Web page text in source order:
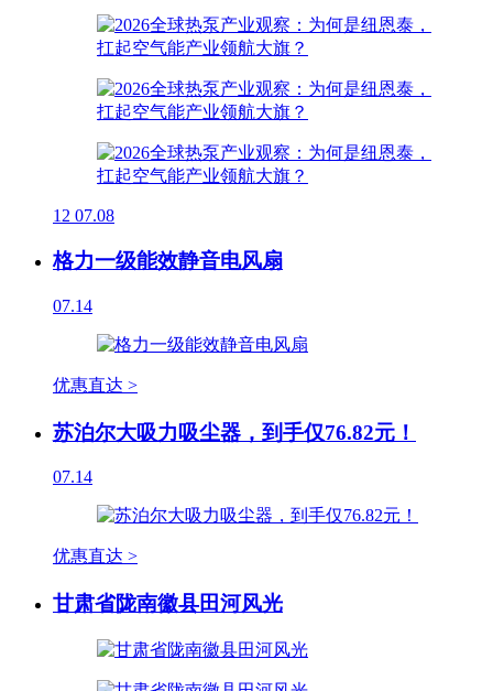
12 07.08
格力一级能效静音电风扇
07.14
优惠直达 >
苏泊尔大吸力吸尘器，到手仅76.82元！
07.14
优惠直达 >
甘肃省陇南徽县田河风光